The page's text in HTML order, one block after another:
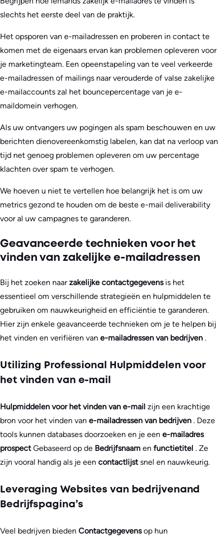
slechts het eerste deel van de praktijk.
Het opsporen van e-mailadressen en proberen in contact te
komen met de eigenaars ervan kan problemen opleveren voor
je marketingteam. Een opeenstapeling van te veel verkeerde
e-mailadressen of mailings naar verouderde of valse zakelijke
e-mailaccounts zal het bouncepercentage van je e-
maildomein verhogen.
Als uw ontvangers uw pogingen als spam beschouwen en uw
berichten dienovereenkomstig labelen, kan dat na verloop van
tijd net genoeg problemen opleveren om uw percentage
klachten over spam te verhogen.
We hoeven u niet te vertellen hoe belangrijk het is om uw
metrics gezond te houden om de beste e-mail deliverability
voor al uw campagnes te garanderen.
Geavanceerde technieken voor het
vinden van zakelijke e-mailadressen
Bij het zoeken naarzakelijke contactgegevens is het
essentieel om verschillende strategieën en hulpmiddelen te
gebruiken om nauwkeurigheid en efficiëntie te garanderen.
Hier zijn enkele geavanceerde technieken om je te helpen bij
het vinden en verifiëren van e-mailadressen van bedrijven .
Utilizing Professional Hulpmiddelen voor
het vinden van e-mail
Hulpmiddelen voor het vinden van e-mail zijn een krachtige
bron voor het vinden van e-mailadressen van bedrijven . Deze
tools kunnen databases doorzoeken en je een e-mailadres
prospect Gebaseerd op de Bedrijfsnaam en functietitel . Ze
zijn vooral handig als je een contactlijst snel en nauwkeurig.
Leveraging Websites van bedrijvenand
Bedrijfspagina’s
Veel bedrijven bieden Contactgegevensop hun